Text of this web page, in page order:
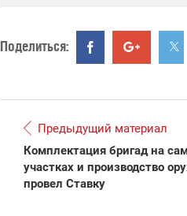
Поделиться:
Предыдущий материал
Комплектация бригад на
участках и производство
провел Ставку